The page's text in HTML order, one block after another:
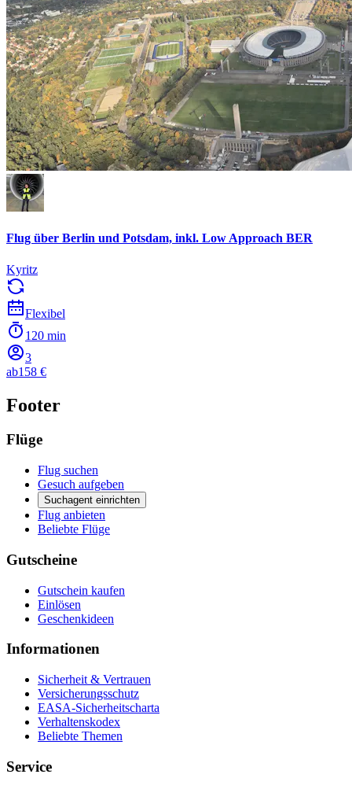
Flug über Berlin und Potsdam, inkl. Low Approach BER
Kyritz
Flexibel
120 min
3
ab158 €
Footer
Flüge
Flug suchen
Gesuch aufgeben
Suchagent einrichten
Flug anbieten
Beliebte Flüge
Gutscheine
Gutschein kaufen
Einlösen
Geschenkideen
Informationen
Sicherheit & Vertrauen
Versicherungsschutz
EASA-Sicherheitscharta
Verhaltenskodex
Beliebte Themen
Service